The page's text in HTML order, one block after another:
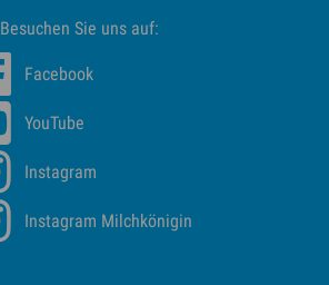
Besuchen Sie uns auf:
Facebook
YouTube
Instagram
Instagram Milchkönigin